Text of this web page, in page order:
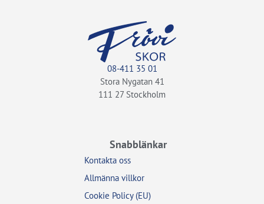
08-411 35 01
Stora Nygatan 41
111 27 Stockholm
Snabblänkar
Kontakta oss
Allmänna villkor
Cookie Policy (EU)